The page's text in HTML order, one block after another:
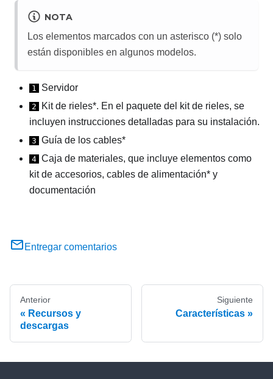
NOTA
Los elementos marcados con un asterisco (*) solo
están disponibles en algunos modelos.
1 Servidor
2
Kit de rieles*. En el paquete del kit de rieles, se
incluyen instrucciones detalladas para su instalación.
3 Guía de los cables*
4 Caja de materiales, que incluye elementos como
kit de accesorios, cables de alimentación* y
documentación
Entregar comentarios
Anterior
Recursos y
descargas
Siguiente
Características